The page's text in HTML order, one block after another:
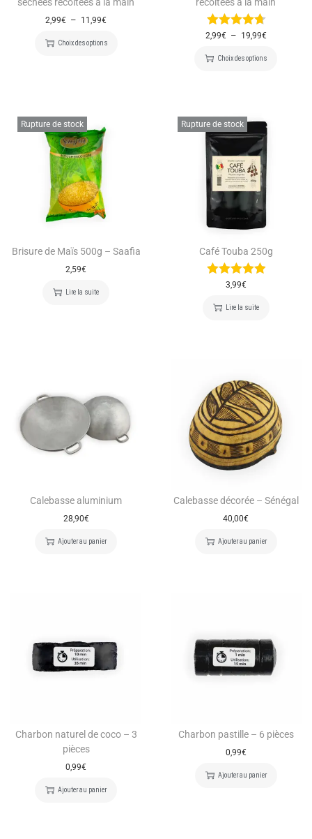
2,99€ – 11,99€
Choix des options
2,99€ – 19,99€
Choix des options
Rupture de stock
Brisure de Maïs 500g – Saafia
2,59€
Lire la suite
Rupture de stock
Café Touba 250g
3,99€
Lire la suite
Calebasse aluminium
28,90€
Ajouter au panier
Calebasse décorée – Sénégal
40,00€
Ajouter au panier
Charbon naturel de coco – 3
pièces
0,99€
Ajouter au panier
Charbon pastille – 6 pièces
0,99€
Ajouter au panier